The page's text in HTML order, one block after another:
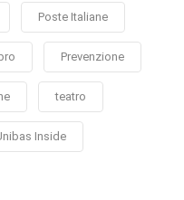
Poste Italiane
Prevenzione
teatro
Inside